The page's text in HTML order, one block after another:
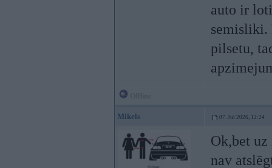
auto ir
semisliki.
pilsetu,
Mikels 07. Jul 2026, 12:24
Ok,bet
nav